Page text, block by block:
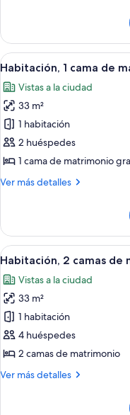
personas
con
discapacidad
(Hearing)
1
habitación,
accesible
personas
con
discapacidad
(Hearing)
Abrir
todas
las
fotos
de
Habitación,
1
de
vistas
a
la
ciudad
8
Habitación, 1 cama de
Vistas a la ciudad
33 m²
1 habitación
2 huéspedes
1 cama de matrimonio
Ver más detalles
Más
1
cama
de
grande,
vistas
la
ciudad
Abrir
todas
las
fotos
de
Habitación,
2
de
8
Habitación, 2 camas de
Vistas a la ciudad
33 m²
1 habitación
4 huéspedes
2 camas de matrimonio
Ver más detalles
Más